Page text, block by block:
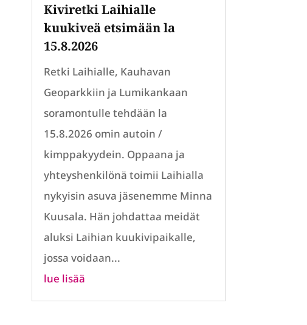
Kiviretki Laihialle
kuukiveä etsimään la
15.8.2026
Retki Laihialle, Kauhavan
Geoparkkiin ja Lumikankaan
soramontulle tehdään la
15.8.2026 omin autoin /
kimppakyydein. Oppaana ja
yhteyshenkilönä toimii Laihialla
nykyisin asuva jäsenemme Minna
Kuusala. Hän johdattaa meidät
aluksi Laihian kuukivipaikalle,
jossa voidaan...
lue lisää